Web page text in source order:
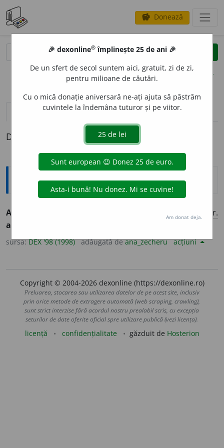
savings Donează
clear
opțiuni
definiții (1)
Definiția cu ID-ul 787:
Explicative DEX
ACVIL
fr.
aquilon,
sursa:DEX '98 (1998) adăugată deana_zecheru acțiuni
Copyright © 2004-2026 dexonline (https://dexonline.ro)
Preluarea, stocarea sau utilizarea datelor de pe acest site, inclusiv
prin orice metode de extragere automată (web scraping, crawling),
sunt strict interzise fără acordul nostru prealabil scris, cu excepția
seturilor de date oferite oficial spre utilizare publică (vezi licența).
licență confidențialitate găzduit de Hosterion
🎉 dexonline® împlinește 25 de ani 🎉
De un sfert de secol suntem aici, gratuit, zi de zi,
pentru milioane de căutări.
Cu o mică donație aniversară ne-ați ajuta să păstrăm
cuvintele la îndemâna tuturor și pe viitor.
Am donat deja.